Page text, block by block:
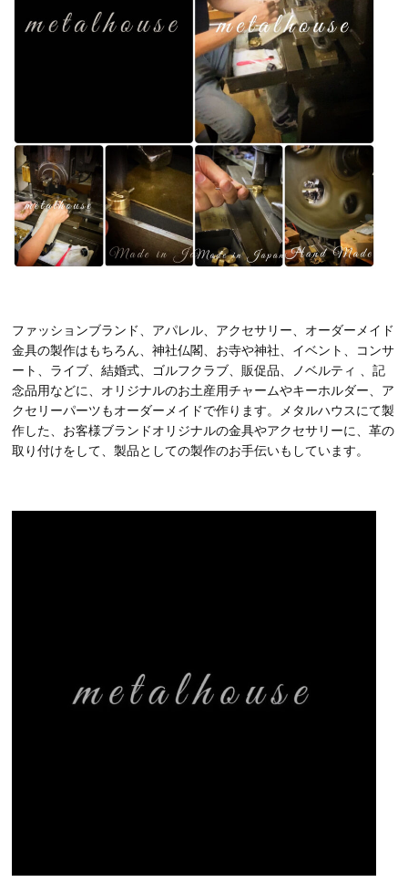
ファッションブランド、アパレル、アクセサリー、オーダーメイド
金具の製作はもちろん、神社仏閣、お寺や神社、イベント、コンサ
ート、ライブ、結婚式、ゴルフクラブ、販促品、ノベルティ 、記
念品用などに、オリジナルのお土産用チャームやキーホルダー、ア
クセリーパーツもオーダーメイドで作ります。メタルハウスにて製
作した、お客様ブランドオリジナルの金具やアクセサリーに、革の
取り付けをして、製品としての製作のお手伝いもしています。